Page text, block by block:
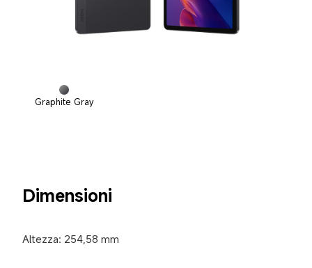
Graphite Gray
Dimensioni
Altezza: 254,58 mm